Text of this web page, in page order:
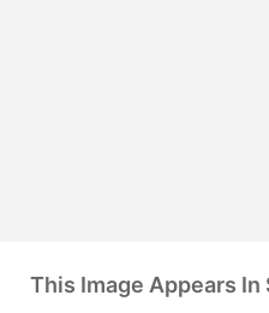
This Image Appears In